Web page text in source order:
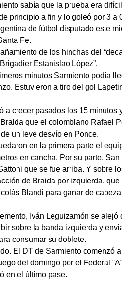
sabía que la prueba era
principio a fin y lo goleó por 3 a
de fútbol disputado este
Fe.
de los hinchas del
Estanislao López”.
minutos Sarmiento podía
Estuvieron a tiro del gol
a crecer pasados los 15 minutos
que el colombiano Rafael
un leve desvío en Ponce.
en la primera parte el
en cancha. Por su parte,
que se fue arriba. Y sobre
de Braida por izquierda,
Blandi para ganar de
Iván Leguizamón se alejó
sobre la banda izquierda y
consumar su doblete.
El DT de Sarmiento comenzó
del domingo por el Federal
en el último pase.